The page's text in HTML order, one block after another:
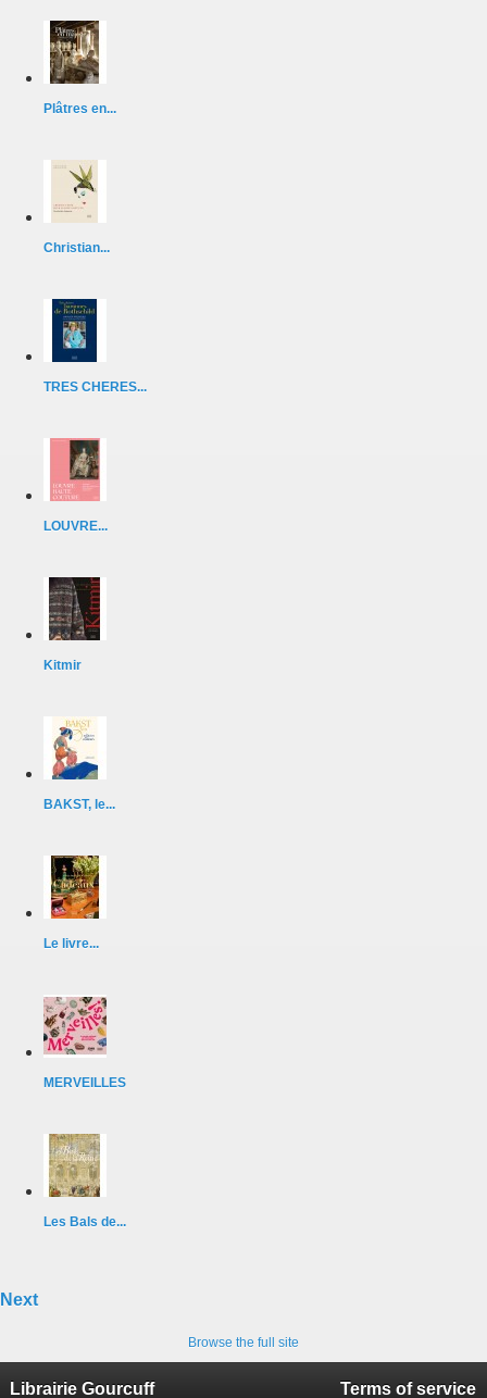
Plâtres en...
Christian...
TRES CHERES...
LOUVRE...
Kitmir
BAKST, le...
Le livre...
MERVEILLES
Les Bals de...
Next
Browse the full site
Librairie Gourcuff Terms of service